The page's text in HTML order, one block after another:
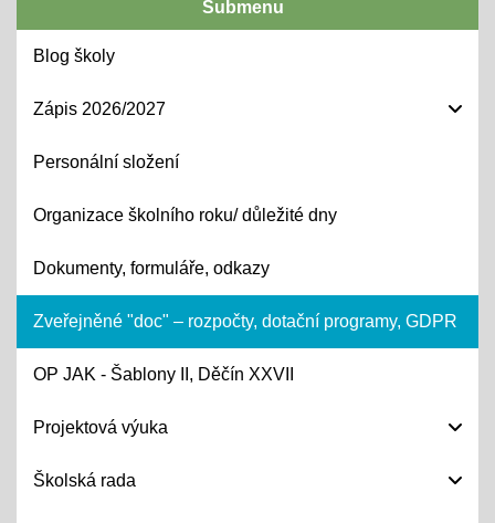
Submenu
Blog školy
Zápis 2026/2027
Personální složení
Organizace školního roku/ důležité dny
Dokumenty, formuláře, odkazy
Zveřejněné "doc" – rozpočty, dotační programy, GDPR
OP JAK - Šablony II, Děčín XXVII
Projektová výuka
Školská rada